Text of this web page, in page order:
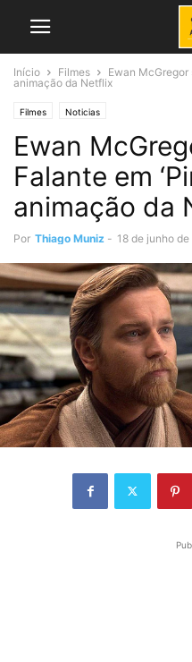
Início Filmes
Ewan McGregor
animação da Netflix
Filmes Noticias
Ewan
Falante em
animação da
Por Thiago Muniz - 18 de junho